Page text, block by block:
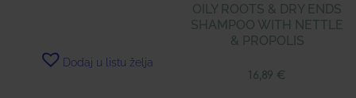
Dodaj u listu želja
OILY ROOTS & DRY ENDS
SHAMPOO WITH NETTLE
& PROPOLIS
16,89 €